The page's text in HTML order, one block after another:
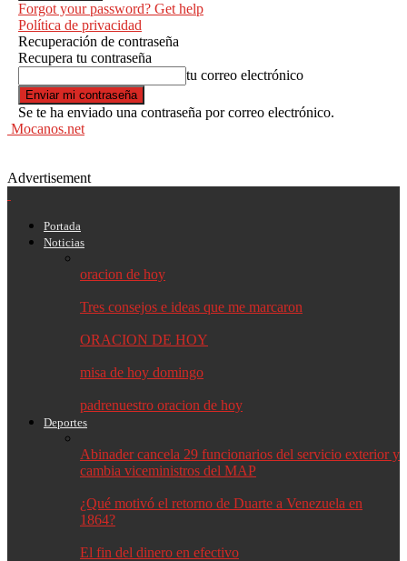
Forgot your password? Get help
Política de privacidad
Recuperación de contraseña
Recupera tu contraseña
tu correo electrónico
Se te ha enviado una contraseña por correo electrónico.
Mocanos.net
Advertisement
Portada
Noticias
oracion de hoy
Tres consejos e ideas que me marcaron
ORACION DE HOY
misa de hoy domingo
padrenuestro oracion de hoy
Deportes
Abinader cancela 29 funcionarios del servicio exterior y
cambia viceministros del MAP
¿Qué motivó el retorno de Duarte a Venezuela en
1864?
El fin del dinero en efectivo